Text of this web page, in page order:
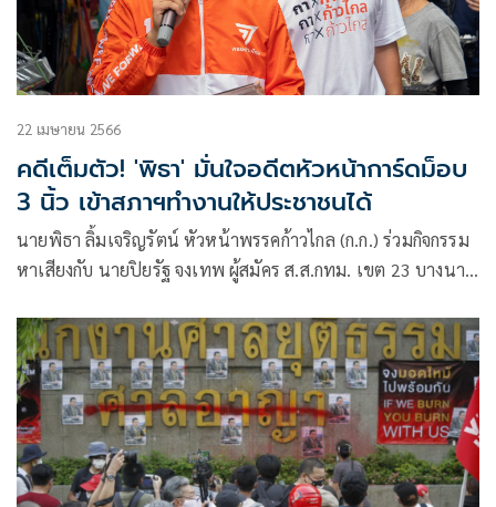
22 เมษายน 2566
คดีเต็มตัว! 'พิธา' มั่นใจอดีตหัวหน้าการ์ดม็อบ
3 นิ้ว เข้าสภาฯทำงานให้ประชาชนได้
นายพิธา ลิ้มเจริญรัตน์ หัวหน้าพรรคก้าวไกล (ก.ก.) ร่วมกิจกรรม
หาเสียงกับ นายปิยรัฐ จงเทพ ผู้สมัคร ส.ส.กทม. เขต 23 บางนา-
พร้อมด้วยสมาชิกสภากรุงเทพมหานคร (ส.ก.) พรรค ก.ก.
ประกอบด้วย นายฉัตรชัย หมอดี ส.ก.เขตบางนา และนายสราวุธ
อนันต์ชล ส.ก.เขตพระโขนง